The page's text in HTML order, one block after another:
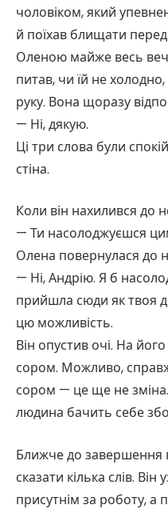
чоловіком, який
й поїхав блищати
Оленою майже весь
питав, чи їй не холодно,
руку. Вона щоразу
— Ні, дякую.
Ці три слова були
стіна.
Коли він нахилився до
— Ти насолоджуєшся
Олена повернулася до
— Ні, Андрію. Я б
прийшла сюди як твоя
цю можливість.
Він опустив очі. На
сором. Можливо,
сором — це ще не
людина бачить себе
Ближче до
сказати кілька слів.
присутнім за роботу, а